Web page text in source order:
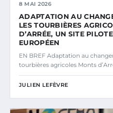
8 MAI 2026
ADAPTATION AU
LES TOURBIÈRES
D’ARRÉE, UN SITE
EUROPÉEN
EN BREF Adaptation au
tourbières agricoles Monts
JULIEN LEFÈVRE